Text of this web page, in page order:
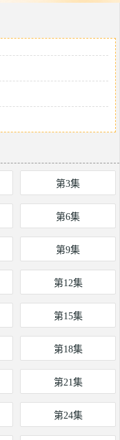
第3集
第6集
第9集
第12集
第15集
第18集
第21集
第24集